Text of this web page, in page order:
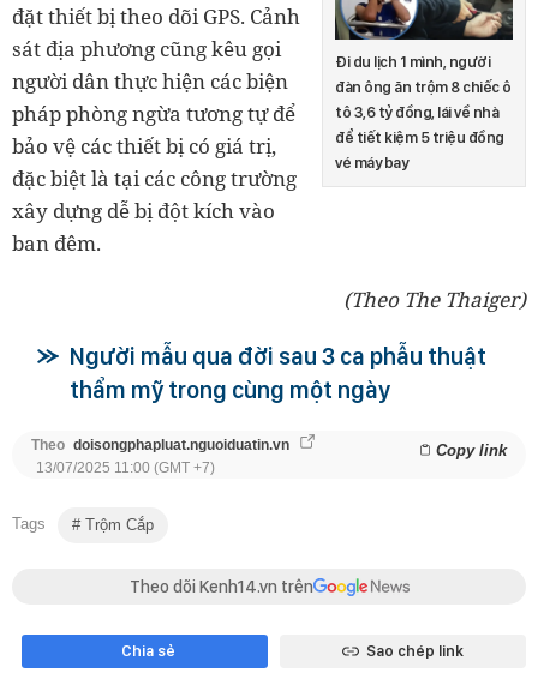
Đi du lịch 1 mình, người
đàn ông ăn trộm 8 chiếc ô
tô 3,6 tỷ đồng, lái về nhà
để tiết kiệm 5 triệu đồng
vé máy bay
đặt thiết bị theo dõi GPS. Cảnh
sát địa phương cũng kêu gọi
người dân thực hiện các biện
pháp phòng ngừa tương tự để
bảo vệ các thiết bị có giá trị,
đặc biệt là tại các công trường
xây dựng dễ bị đột kích vào
ban đêm.
(Theo The Thaiger)
Người mẫu qua đời sau 3 ca phẫu thuật
thẩm mỹ trong cùng một ngày
Theo doisongphapluat.nguoiduatin.vn Copy link
13/07/2025 11:00 (GMT +7)
Tags Trộm Cắp
Theo dõi Kenh14.vn trên
Chia sẻ Sao chép link